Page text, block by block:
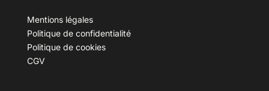
Mentions légales
Politique de confidentialité
Politique de cookies
CGV